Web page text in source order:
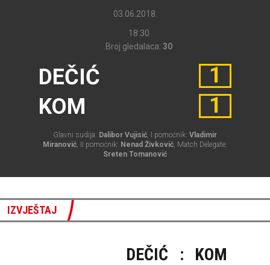
03.06.2018.
18:30
Broj gledalaca: 30
DEČIĆ
KOM
1
1
Glavni sudija: Dalibor Vujisić, I pomoćnik: Vladimir
Miranović, II pomoćnik: Nenad Živković, Match Delegate:
Sreten Tomanović
IZVJEŠTAJ
DEČIĆ : KOM